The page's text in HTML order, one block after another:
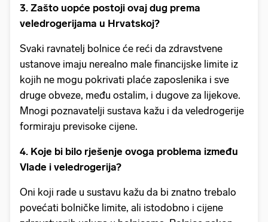
3. Zašto uopće postoji ovaj dug prema
veledrogerijama u Hrvatskoj?
Svaki ravnatelj bolnice će reći da zdravstvene
ustanove imaju nerealno male financijske limite iz
kojih ne mogu pokrivati plaće zaposlenika i sve
druge obveze, među ostalim, i dugove za lijekove.
Mnogi poznavatelji sustava kažu i da veledrogerije
formiraju previsoke cijene.
4. Koje bi bilo rješenje ovoga problema između
Vlade i veledrogerija?
Oni koji rade u sustavu kažu da bi znatno trebalo
povećati bolničke limite, ali istodobno i cijene